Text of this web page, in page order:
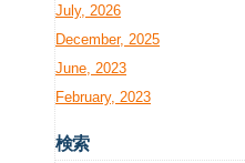
July, 2026
December, 2025
June, 2023
February, 2023
検索